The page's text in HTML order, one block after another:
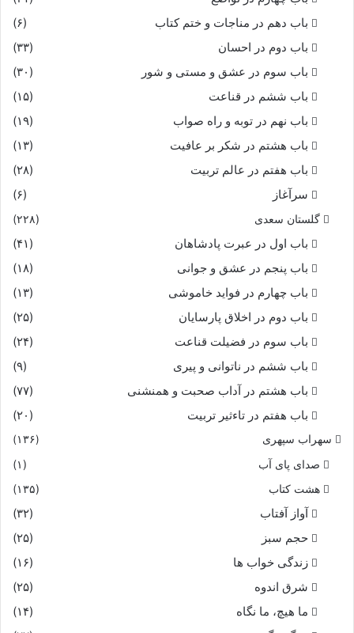
باب دهم در مناجات و ختم کتاب
(۶)
باب دوم در احسان
(۳۳)
باب سوم در عشق و مستی و شور
(۳۰)
باب ششم در قناعت
(۱۵)
باب نهم در توبه و راه صواب
(۱۹)
باب هشتم در شکر بر عافیت
(۱۳)
باب هفتم در عالم تربیت
(۲۸)
سرآغاز
(۶)
گلستان سعدی (۲۲۸)
باب اول در عبرت پادشاهان
(۴۱)
باب پنجم در عشق و جوانى
(۱۸)
باب چهارم در فواید خاموشى
(۱۳)
باب دوم در اخلاق پارسایان
(۲۵)
باب سوم در فضیلت قناعت
(۲۴)
باب ششم در ناتوانى و پیرى
(۹)
باب هشتم در آداب صحبت و همنشنى
(۷۷)
باب هفتم در تاءثیر تربیت
(۲۰)
سهراب سپهری (۱۳۶)
صدای پای آب
(۱)
هشت کتاب
(۱۳۵)
آواز آفتاب
(۳۲)
حجم سبز
(۲۵)
زندگی خواب ها
(۱۶)
شرق اندوه
(۲۵)
ما هیچ، ما نگاه
(۱۴)